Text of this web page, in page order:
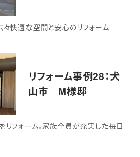
快適な空間と安心のリフォーム
リフォーム事例28：犬
山市 M様邸
フォーム。家族全員が充実した毎日